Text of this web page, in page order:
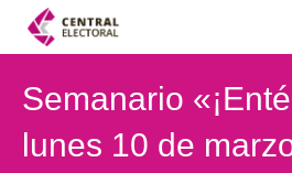
Semanario
lunes 10 de